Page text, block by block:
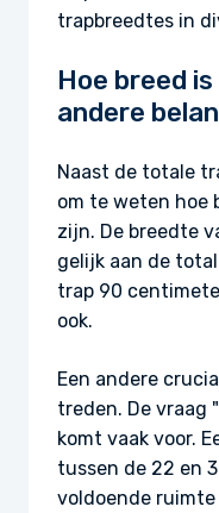
trapbreedtes in
Hoe breed
andere
Naast de totale
om te weten hoe
zijn. De breedte
gelijk aan de
trap 90
ook.
Een andere
treden. De vraag
komt vaak voor.
tussen de 22 en
voldoende